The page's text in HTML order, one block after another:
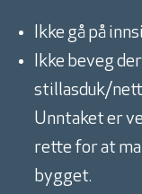
Ikke gå på
Ikke beveg
stillasduk/
Unntaket er
rette for at
bygget.